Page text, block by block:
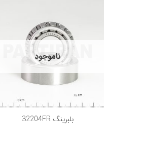
ناموجود
بلبرینگ 32204FR